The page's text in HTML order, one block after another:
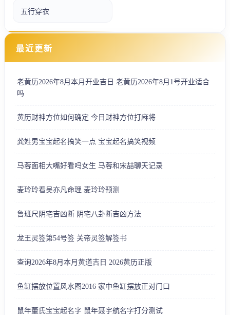
五行穿衣
最近更新
老黄历2026年8月本月开业吉日 老黄历2026年8月1号开业适合
吗
黄历财神方位如何确定 今日财神方位打麻将
龚姓男宝宝起名搞笑一点 宝宝起名搞笑视频
马蓉面相大嘴好看吗女生 马蓉和宋喆聊天记录
麦玲玲看吴亦凡命理 麦玲玲预测
鲁班尺阴宅吉凶断 阴宅八卦断吉凶方法
龙王灵签第54号签 关帝灵签解签书
查询2026年8月本月黄道吉日 2026黄历正版
鱼缸摆放位置风水图2016 家中鱼缸摆放正对门口
鼠年董氏宝宝起名字 鼠年聂宇航名字打分测试